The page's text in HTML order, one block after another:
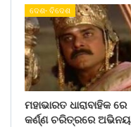
ଦେଶ- ବିଦେଶ
ମହାଭାରତ ଧାରାବାହିକ ରେ
କର୍ଣ୍ଣ ଚରିତ୍ରରେ ଅଭିନୟ